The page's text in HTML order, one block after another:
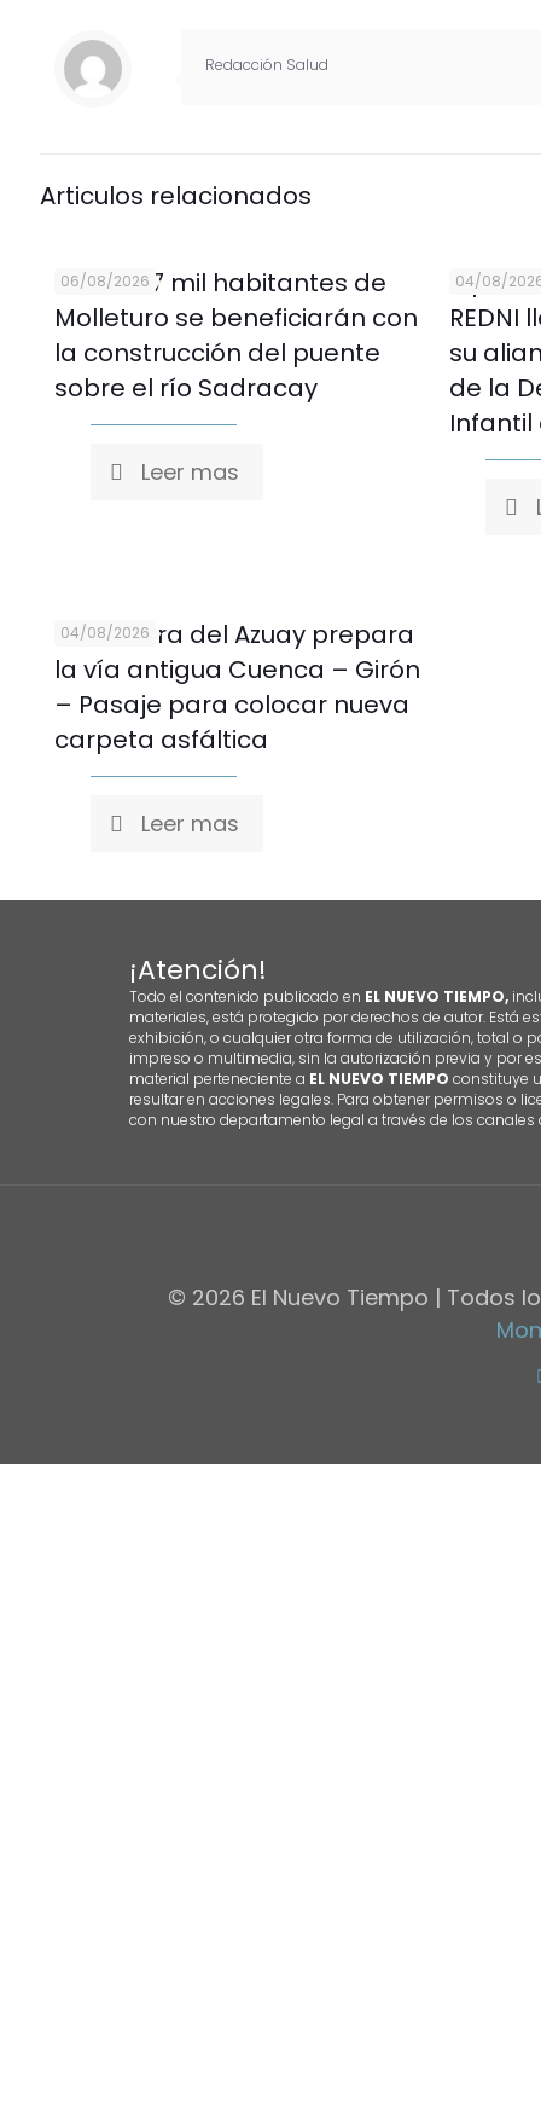
Redacción Salud
Articulos relacionados
06/08/2026
Más de 7 mil habitantes de
Molleturo se beneficiarán con
la construcción del puente
sobre el río Sadracay
Leer mas
04/08/
Alpina
REDNI
su
de la
Infantil
04/08/2026
Prefectura del Azuay prepara
la vía antigua Cuenca – Girón
– Pasaje para colocar nueva
carpeta asfáltica
Leer mas
¡Atención!
Todo el contenido publicado en EL NUEVO TIEMPO,
materiales, está protegido por derechos de autor. Está
exhibición, o cualquier otra forma de utilización, total o
impreso o multimedia, sin la autorización previa y por
material perteneciente a EL NUEVO TIEMPO constituye
resultar en acciones legales. Para obtener permisos o
con nuestro departamento legal a través de los canales
© 2026 El Nuevo Tiempo | Todos